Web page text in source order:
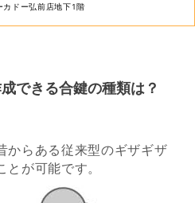
ドー弘前店地下1階
できる合鍵の種類は？
からある従来型のギザギザ
が可能です。